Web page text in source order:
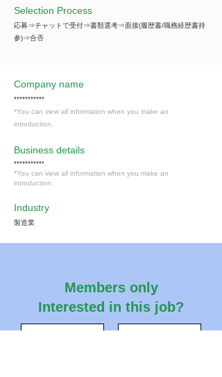
Selection Process
応募⇒チャットで受付⇒書類選考⇒面接(履歴書/職務経歴書持
参)⇒合否
Company name
***********
*You can view all information when you make an
introduction.
​Business details
***********
*You can view all information when you make an
introduction.
Industry
製造業
Members only
Interested in this job?